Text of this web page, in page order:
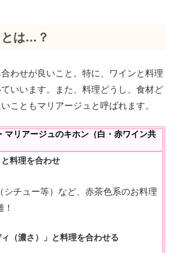
とは…？
わせが良いこと。特に、ワインと料理
いいます。また、料理どうし、食材ど
こともマリアージュと呼ばれます。
マリアージュのキホン（白・赤ワイン共
料理を合わせ
シチュー等）など、赤茶色系のお料理
（濃さ）」と料理を合わせる